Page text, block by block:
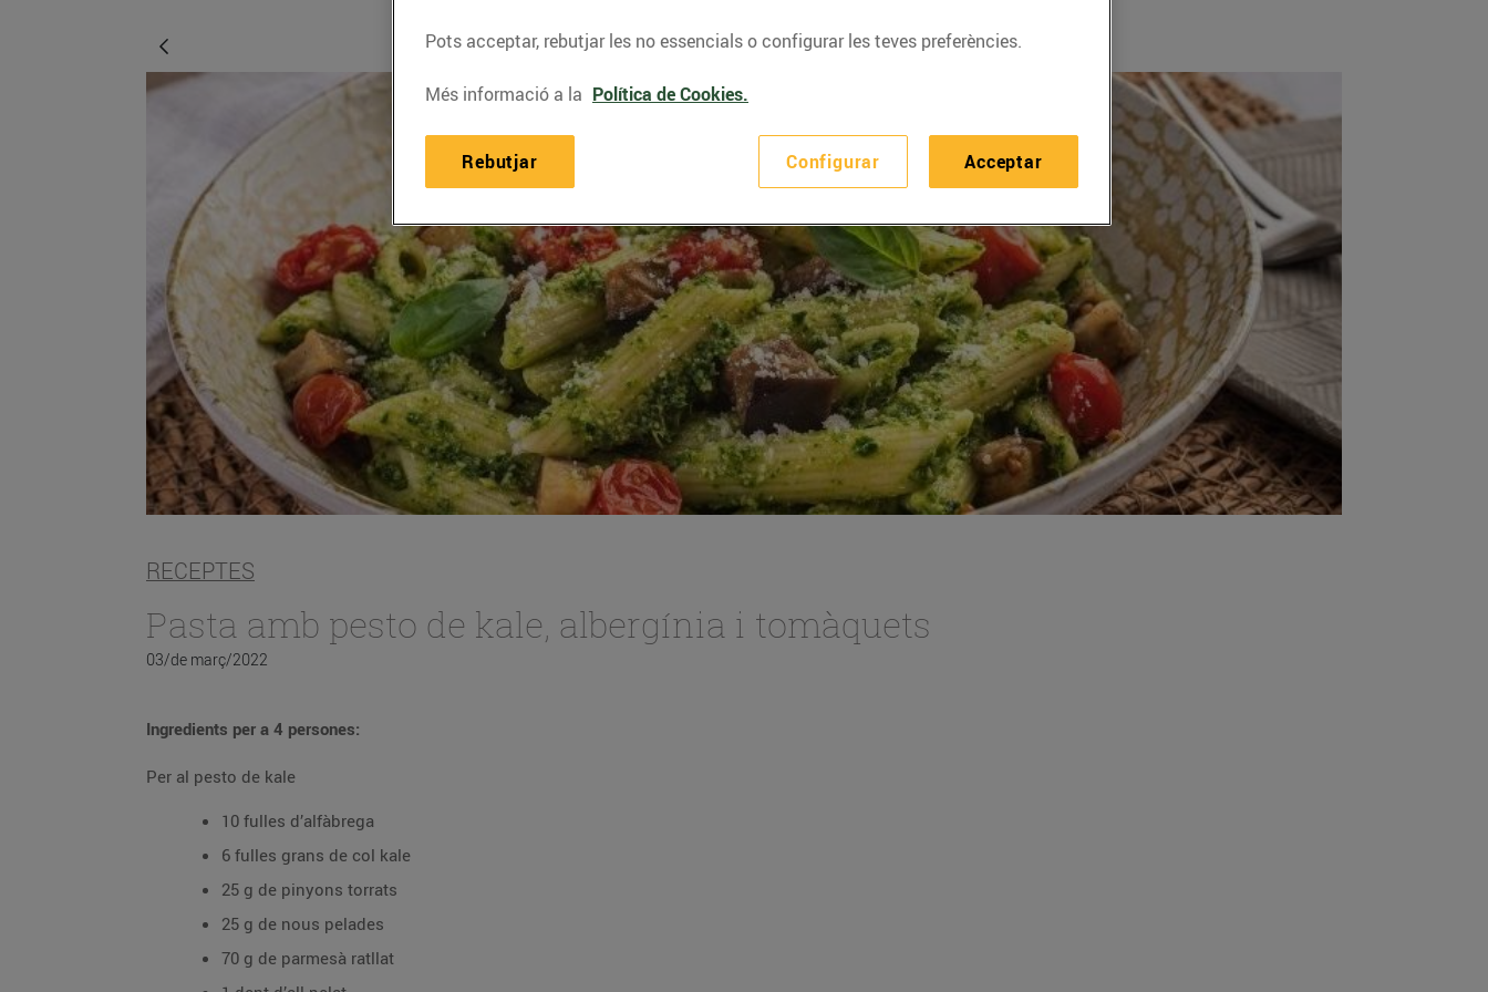
RECEPTES
Pasta amb pesto de kale, albergínia i tomàquets
03/de març/2022
Ingredients per a 4 persones:
Per al pesto de kale
10 fulles d’alfàbrega
6 fulles grans de col kale
25 g de pinyons torrats
25 g de nous pelades
70 g de parmesà ratllat
Pots acceptar, rebutjar les no essencials o configurar les teves preferències.
Més informació a la Política de Cookies.
Configurar
Rebutjar Acceptar